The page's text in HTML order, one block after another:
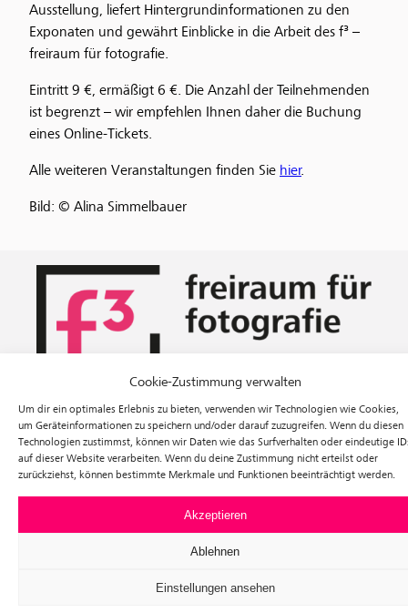
Cookie-Zustimmung verwalten
Um dir ein optimales Erlebnis zu bieten, verwenden wir Technologien wie Cookies,
um Geräteinformationen zu speichern und/oder darauf zuzugreifen. Wenn du diesen
Technologien zustimmst, können wir Daten wie das Surfverhalten oder eindeutige
auf dieser Website verarbeiten. Wenn du deine Zustimmung nicht erteilst oder
zurückziehst, können bestimmte Merkmale und Funktionen beeinträchtigt werden.
Akzeptieren
Ablehnen
Einstellungen ansehen
Ausstellung, liefert Hintergrundinformationen zu den
Exponaten und gewährt Einblicke in die Arbeit des f³ –
freiraum für fotografie.
Eintritt 9 €, ermäßigt 6 €. Die Anzahl der Teilnehmenden
ist begrenzt – wir empfehlen Ihnen daher die Buchung
eines Online-Tickets.
Alle weiteren Veranstaltungen finden Sie hier.
Bild: © Alina Simmelbauer
Ausstellungen
Veranstaltungen
Besuch
Tickets